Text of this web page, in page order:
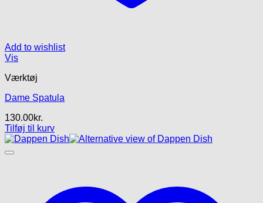
Add to wishlist
Vis
Værktøj
Dame Spatula
130.00kr.
Tilføj til kurv